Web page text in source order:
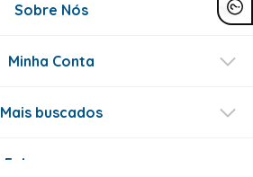
Sobre Nós
Minha Conta
Mais buscados
Fale conosco